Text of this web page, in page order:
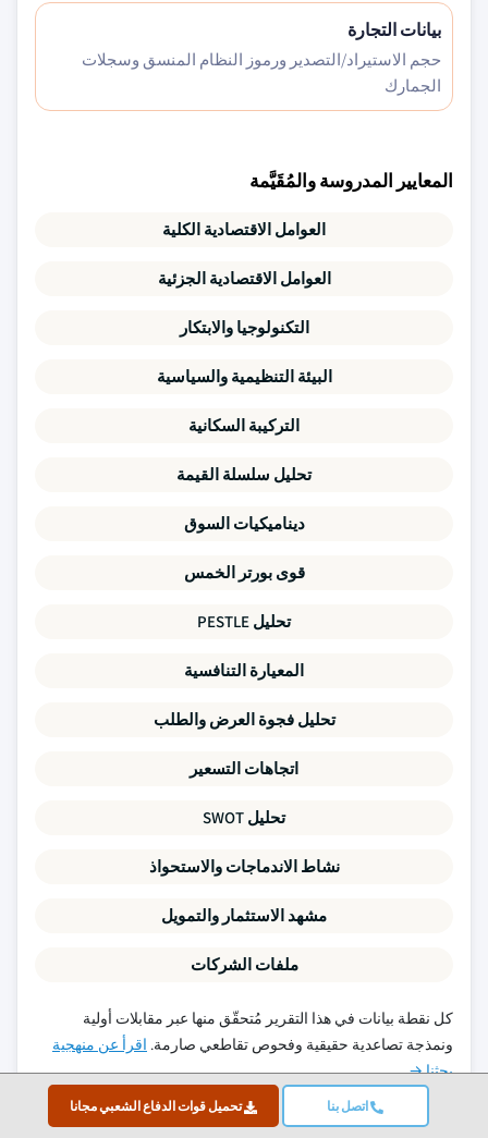
اتصل بنا تحميل قوات الدفاع الشعبي مجانا
بيانات التجارة
حجم الاستيراد/التصدير ورموز النظام المنسق وسجلات
الجمارك
المعايير المدروسة والمُقَيَّمة
العوامل الاقتصادية الكلية
العوامل الاقتصادية الجزئية
التكنولوجيا والابتكار
البيئة التنظيمية والسياسية
التركيبة السكانية
تحليل سلسلة القيمة
ديناميكيات السوق
قوى بورتر الخمس
تحليل PESTLE
المعيارة التنافسية
تحليل فجوة العرض والطلب
اتجاهات التسعير
تحليل SWOT
نشاط الاندماجات والاستحواذ
مشهد الاستثمار والتمويل
ملفات الشركات
كل نقطة بيانات في هذا التقرير مُتحقّق منها عبر مقابلات أولية
ونمذجة تصاعدية حقيقية وفحوص تقاطعي صارمة. اقرأ عن منهجية
بحثنا →